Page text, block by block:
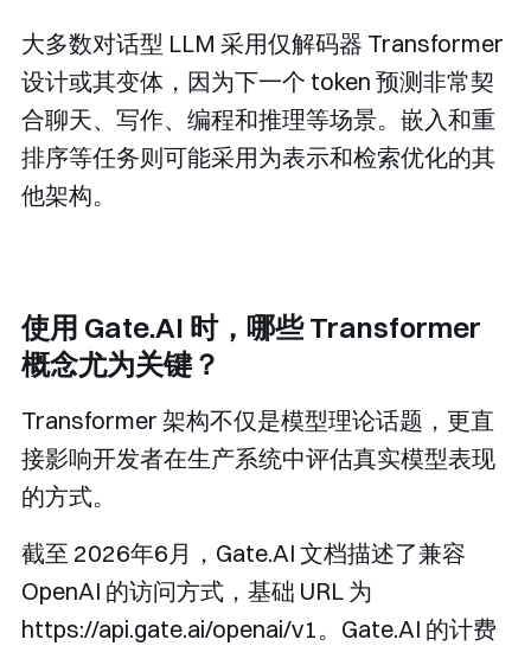
大多数对话型 LLM 采用仅解码器 Transformer
设计或其变体，因为下一个 token 预测非常契
合聊天、写作、编程和推理等场景。嵌入和重
排序等任务则可能采用为表示和检索优化的其
他架构。
使用 Gate.AI 时，哪些 Transformer
概念尤为关键？
Transformer 架构不仅是模型理论话题，更直
接影响开发者在生产系统中评估真实模型表现
的方式。
截至 2026年6月，Gate.AI 文档描述了兼容
OpenAI 的访问方式，基础 URL 为
https://api.gate.ai/openai/v1。Gate.AI 的计费